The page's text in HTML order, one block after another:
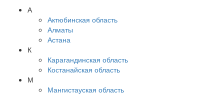
А
Актюбинская область
Алматы
Астана
К
Карагандинская область
Костанайская область
М
Мангистауская область